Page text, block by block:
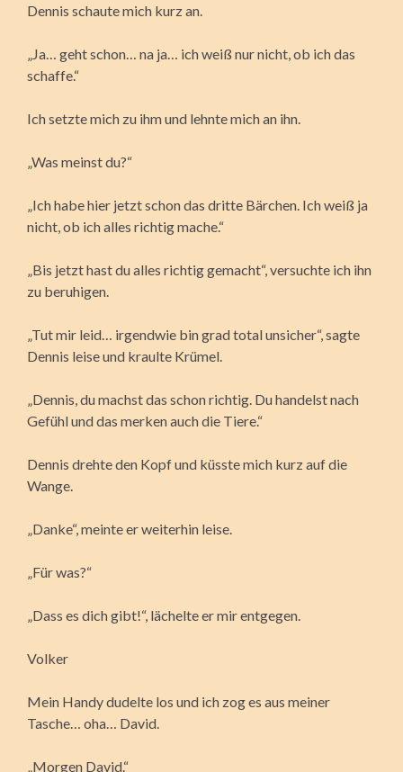
Dennis schaute mich kurz an.
„Ja… geht schon… na ja… ich weiß nur nicht, ob ich das
schaffe.“
Ich setzte mich zu ihm und lehnte mich an ihn.
„Was meinst du?“
„Ich habe hier jetzt schon das dritte Bärchen. Ich weiß ja
nicht, ob ich alles richtig mache.“
„Bis jetzt hast du alles richtig gemacht“, versuchte ich ihn
zu beruhigen.
„Tut mir leid… irgendwie bin grad total unsicher“, sagte
Dennis leise und kraulte Krümel.
„Dennis, du machst das schon richtig. Du handelst nach
Gefühl und das merken auch die Tiere.“
Dennis drehte den Kopf und küsste mich kurz auf die
Wange.
„Danke“, meinte er weiterhin leise.
„Für was?“
„Dass es dich gibt!“, lächelte er mir entgegen.
Volker
Mein Handy dudelte los und ich zog es aus meiner
Tasche… oha… David.
„Morgen David.“